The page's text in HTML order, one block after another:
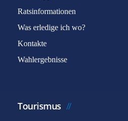
Ratsinformationen
Was erledige ich wo?
Kontakte
Wahlergebnisse
Tourismus